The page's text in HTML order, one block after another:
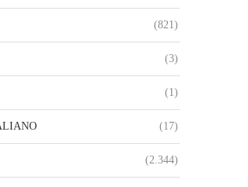
(821)
(3)
(1)
(17)
(2.344)